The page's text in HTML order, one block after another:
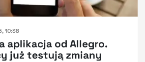
10:38
aplikacja od Allegro.
już testują zmiany